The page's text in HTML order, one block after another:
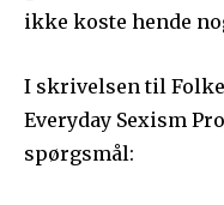
ikke koste hende
I skrivelsen til
Everyday Sexism
spørgsmål: